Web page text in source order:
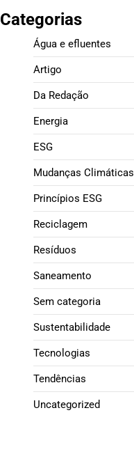
Categorias
Água e efluentes
Artigo
Da Redação
Energia
ESG
Mudanças Climáticas
Princípios ESG
Reciclagem
Resíduos
Saneamento
Sem categoria
Sustentabilidade
Tecnologias
Tendências
Uncategorized